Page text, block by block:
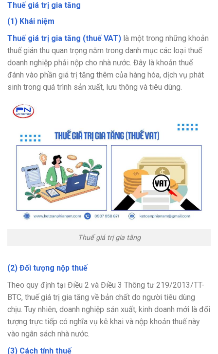
Thuế giá trị gia tăng
(1) Khái niệm
Thuế giá trị gia tăng (thuế VAT) là một trong những khoản
thuế gián thu quan trọng nằm trong danh mục các loại thuế
doanh nghiệp phải nộp cho nhà nước. Đây là khoản thuế
đánh vào phần giá trị tăng thêm của hàng hóa, dịch vụ phát
sinh trong quá trình sản xuất, lưu thông và tiêu dùng.
Thuế giá trị gia tăng
(2) Đối tượng nộp thuế
Theo quy định tại Điều 2 và Điều 3 Thông tư 219/2013/TT-
BTC, thuế giá trị gia tăng về bản chất do người tiêu dùng
chịu. Tuy nhiên, doanh nghiệp sản xuất, kinh doanh mới là đối
tượng trực tiếp có nghĩa vụ kê khai và nộp khoản thuế này
vào ngân sách nhà nước.
(3) Cách tính thuế